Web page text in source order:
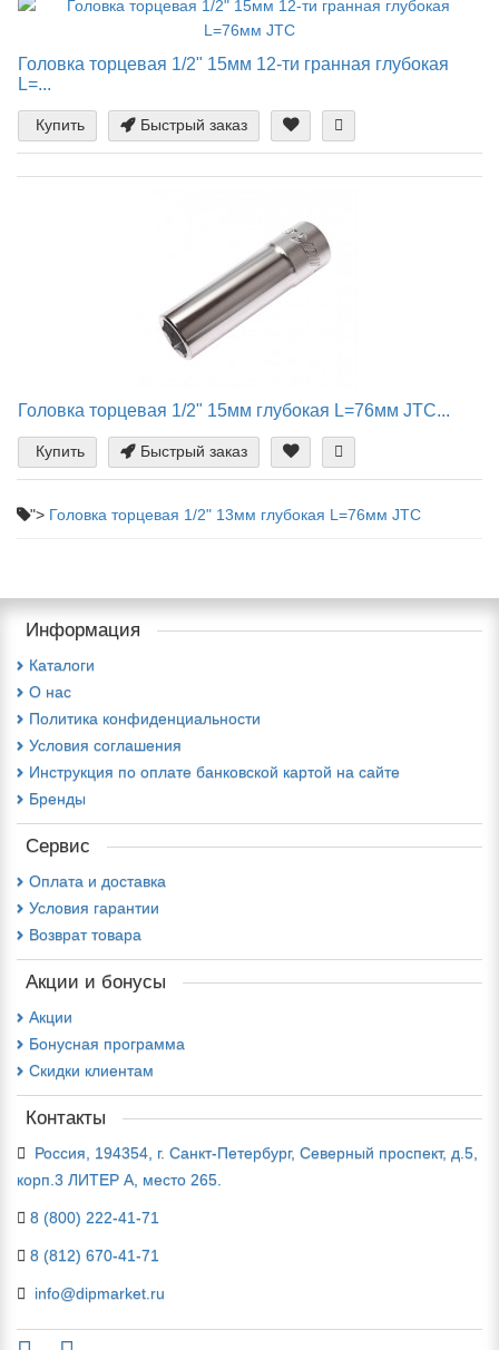
Головка торцевая 1/2" 15мм 12-ти гранная глубокая
L=...
Купить Быстрый заказ
Головка торцевая 1/2" 15мм глубокая L=76мм JTC...
Купить Быстрый заказ
"> Головка торцевая 1/2" 13мм глубокая L=76мм JTC
Информация
Каталоги
О нас
Политика конфиденциальности
Условия соглашения
Инструкция по оплате банковской картой на сайте
Бренды
Сервис
Оплата и доставка
Условия гарантии
Возврат товара
Акции и бонусы
Акции
Бонусная программа
Скидки клиентам
Контакты
Россия, 194354, г. Санкт-Петербург, Северный проспект, д.5,
корп.3 ЛИТЕР А, место 265.
8 (800) 222-41-71
8 (812) 670-41-71
info@dipmarket.ru